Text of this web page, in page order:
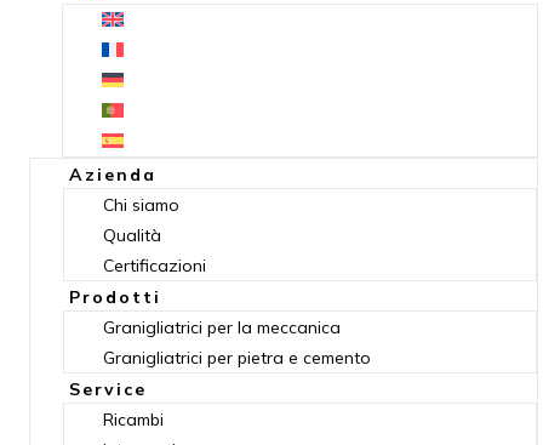
Azienda
Chi siamo
Qualità
Certificazioni
Prodotti
Granigliatrici per la meccanica
Granigliatrici per pietra e cemento
Service
Ricambi